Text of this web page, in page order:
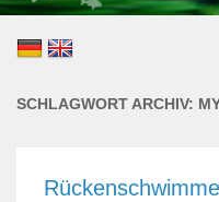
SCHLAGWORT ARCHIV: